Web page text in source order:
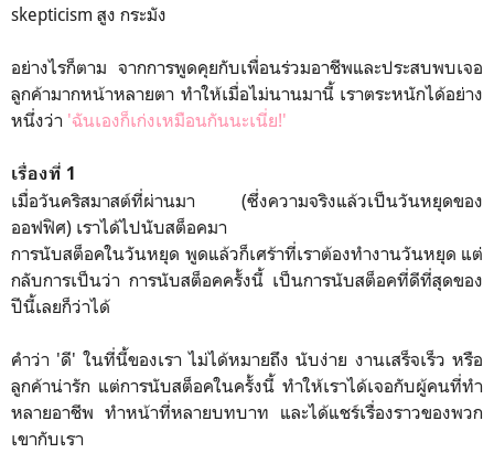
skepticism สูง กระมัง
อย่างไรก็ตาม จากการพูดคุยกับเพื่อนร่วมอาชีพและประสบพบเจอ
ลูกค้ามากหน้าหลายตา ทำให้เมื่อไม่นานมานี้ เราตระหนักได้อย่าง
หนึ่งว่า 'ฉันเองก็เก่งเหมือนกันนะเนี่ย!'
เรื่องที่ 1
เมื่อวันคริสมาสต์ที่ผ่านมา (ซึ่งความจริงแล้วเป็นวันหยุดของ
ออฟฟิศ) เราได้ไปนับสต็อคมา
การนับสต็อคในวันหยุด พูดแล้วก็เศร้าที่เราต้องทำงานวันหยุด แต่
กลับการเป็นว่า การนับสต็อคครั้งนี้ เป็นการนับสต็อคที่ดีที่สุดของ
ปีนี้เลยก็ว่าได้
คำว่า 'ดี' ในที่นี้ของเรา ไม่ได้หมายถึง นับง่าย งานเสร็จเร็ว หรือ
ลูกค้าน่ารัก แต่การนับสต็อคในครั้งนี้ ทำให้เราได้เจอกับผู้คนที่ทำ
หลายอาชีพ ทำหน้าที่หลายบทบาท และได้แชร์เรื่องราวของพวก
เขากับเรา